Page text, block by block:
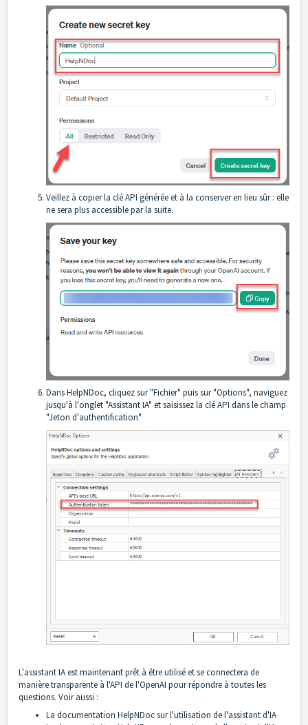
Veillez à copier la clé API générée et à la conserver en lieu sûr : elle
ne sera plus accessible par la suite.
Dans HelpNDoc, cliquez sur "Fichier" puis sur "Options", naviguez
jusqu'à l'onglet "Assistant IA" et saisissez la clé API dans le champ
"Jeton d'authentification"
L'assistant IA est maintenant prêt à être utilisé et se connectera de
manière transparente à l'API de l'OpenAI pour répondre à toutes les
questions. Voir aussi :
La documentation HelpNDoc surl'utilisation de l'assistant d'IA